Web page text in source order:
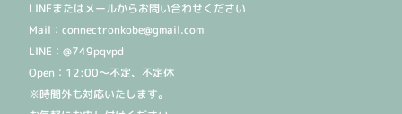
LINEまたはメールからお問い合わせください
Mail：connectronkobe@gmail.com
LINE：@749pqvpd
Open：12:00〜不定、不定休
※時間外も対応いたします。